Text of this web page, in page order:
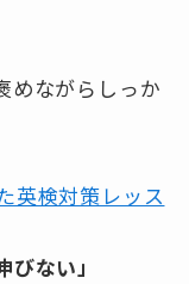
めながらしっか
英検対策レッス
ない」